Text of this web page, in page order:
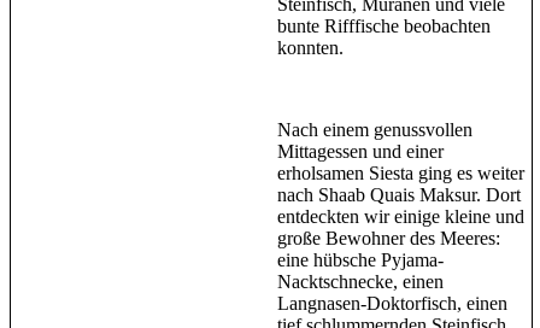
Steinfisch, Muränen und viele
bunte Rifffische beobachten
konnten.
Nach einem genussvollen
Mittagessen und einer
erholsamen Siesta ging es weiter
nach Shaab Quais Maksur. Dort
entdeckten wir einige kleine und
große Bewohner des Meeres:
eine hübsche Pyjama-
Nacktschnecke, einen
Langnasen-Doktorfisch, einen